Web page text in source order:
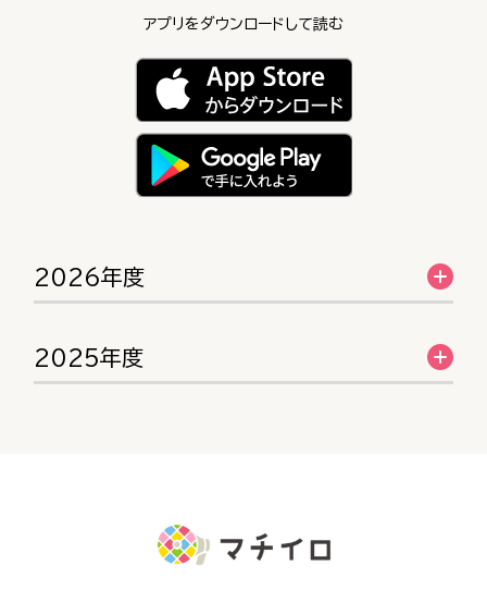
アプリをダウンロードして読む
2026年度
2025年度